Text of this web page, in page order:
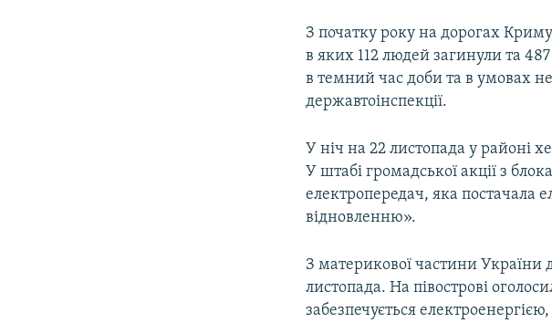
З початку року на дорогах
в яких 112 людей загинули та
в темний час доби та в умовах
державтоінспекції.
У ніч на 22 листопада у районі
У штабі громадської акції з
електропередач, яка постачала
відновленню».
З материкової частини України
листопада. На півострові
забезпечується